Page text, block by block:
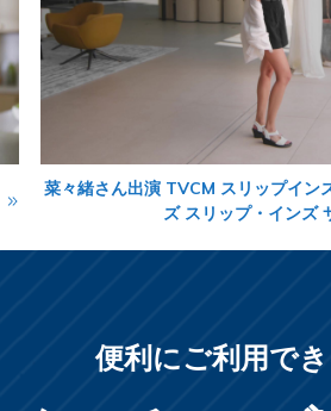
菜々緒さん出演 TVCM スリップイ
ズ スリップ・インズ
便利にご利用で